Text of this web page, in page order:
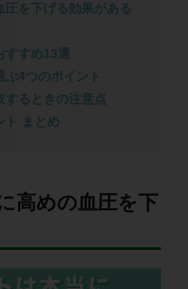
を下げる効果がある
すすめ13選
ぶ4つのポイント
するときの注意点
ト まとめ
高めの血圧を下